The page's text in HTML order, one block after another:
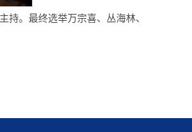
持。最终选举万宗喜、丛海林、